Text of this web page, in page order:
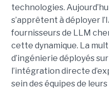
technologies.
s’apprêtent à déployer
fournisseurs de LLM
cette dynamique. La
d’ingénierie déployés
l’intégration directe
sein des équipes de